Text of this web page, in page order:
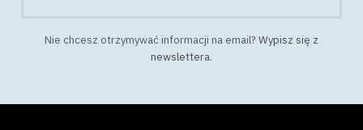
Nie chcesz otrzymywać informacji na email?Wypisz się z
newslettera.